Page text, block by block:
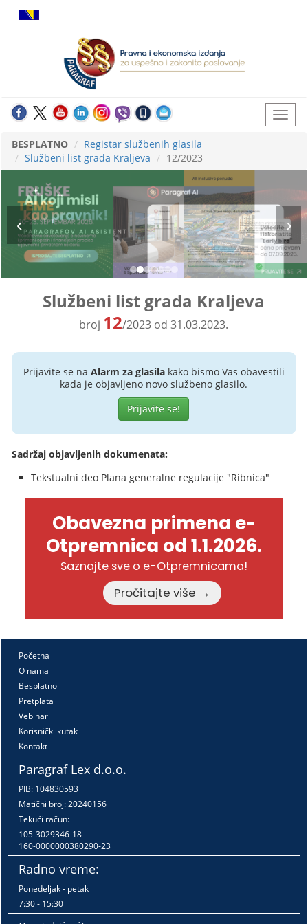
BESPLATNO
Registar službenih glasila
Službeni list grada Kraljeva
12/2023
Službeni list grada Kraljeva
broj 12/2023 od 31.03.2023.
Prijavite se na Alarm za glasilakako bismo Vas obavestili
kada je objavljeno novo službeno glasilo.
Prijavite se!
Sadržaj objavljenih dokumenata:
Tekstualni deo Plana generalne regulacije "Ribnica"
Obavezna primena e-
Otpremnica od 1.1.2026.
Saznajte sve o e-Otpremnicama!
Pročitajte više →
Početna
O nama
Besplatno
Pretplata
Vebinari
Korisnički kutak
Kontakt
Paragraf Lex d.o.o.
PIB: 104830593
Matični broj: 20240156
Tekući račun:
105-3029346-18
160-0000000380290-23
Radno vreme:
Ponedeljak - petak
7:30 - 15:30